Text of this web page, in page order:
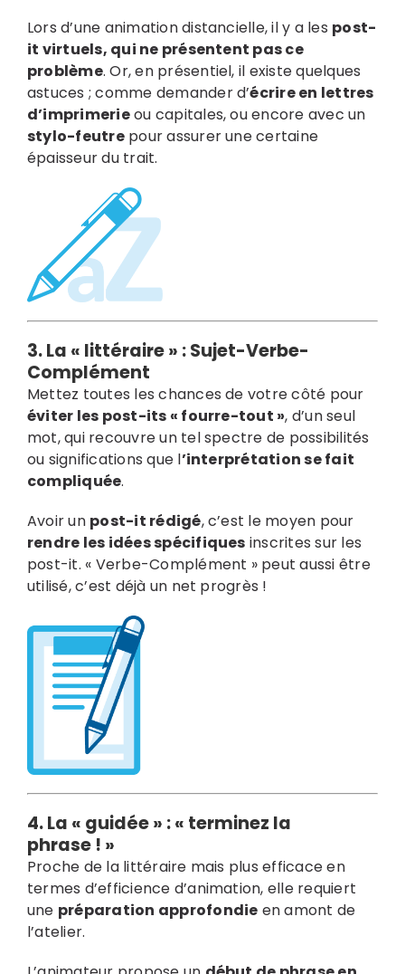
Lors d’une animation distancielle, il y a les post-
it virtuels, qui ne présentent pas ce
problème. Or, en présentiel, il existe quelques
astuces ; comme demander d’écrire en lettres
d’imprimerieou capitales, ou encore avec un
stylo-feutrepour assurer une certaine
épaisseur du trait.
3. La « littéraire » :Sujet-Verbe-
Complément
Mettez toutes les chances de votre côté pour
éviter les post-its « fourre-tout », d’un seul
mot, qui recouvre un tel spectre de possibilités
ou significations que l’interprétation se fait
compliquée.
Avoir un post-it rédigé, c’est le moyen pour
rendre les idées spécifiques inscrites sur les
post-it. « Verbe-Complément » peut aussi être
utilisé, c’est déjà un net progrès !
4. La « guidée » :« terminez la
phrase ! »
Proche de la littéraire mais plus efficace en
termes d’efficience d’animation, elle requiert
une préparation approfondie en amont de
l’atelier.